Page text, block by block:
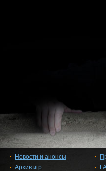
Новости и анонсы
Архив игр